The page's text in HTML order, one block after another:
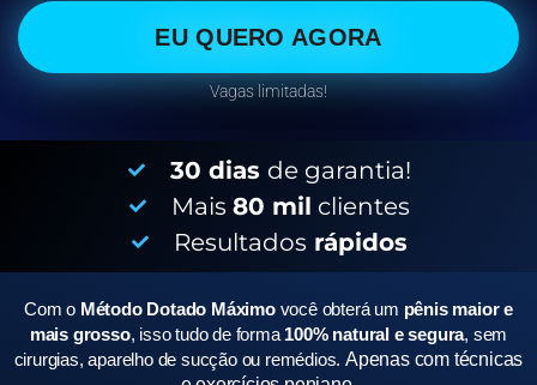
EU QUERO AGORA
Vagas limitadas!
30 dias de garantia!
Mais 80 mil clientes
Resultados rápidos
Com o Método Dotado Máximo você obterá um pênis maior e
mais grosso, isso tudo de forma 100% natural e segura, sem
cirurgias, aparelho de sucção ou remédios.Apenas com técnicas